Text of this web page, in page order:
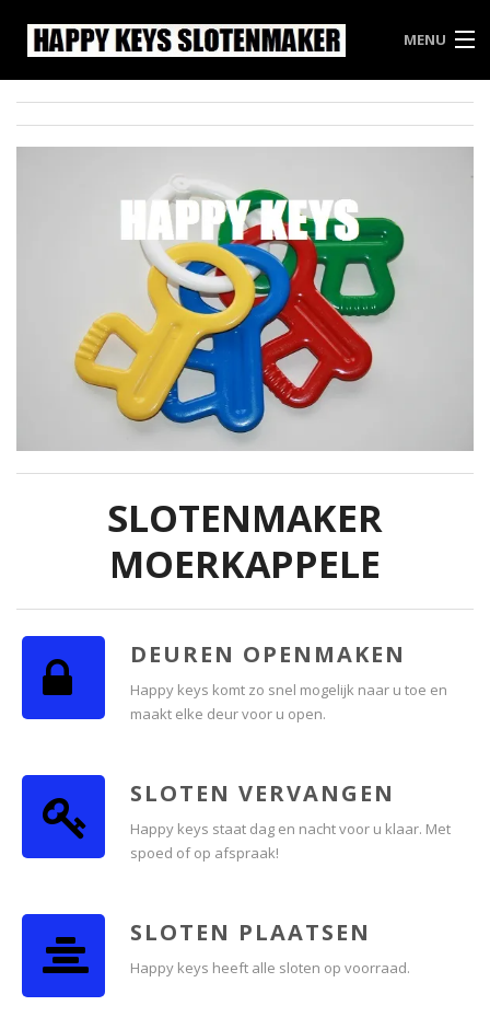
MENU
HAPPY KEYS
WEES INBREKERS EEN STAPJE VOOR
PRIJSLIJST HAPPY KEYS
VRIJBLIJVENDE OFFERTE
SLOTENMAKER
MOERKAPPELE
DEUREN OPENMAKEN
Happy keys komt zo snel mogelijk naar u toe en
maakt elke deur voor u open.
SLOTEN VERVANGEN
Happy keys staat dag en nacht voor u klaar. Met
spoed of op afspraak!
SLOTEN PLAATSEN
Happy keys heeft alle sloten op voorraad.